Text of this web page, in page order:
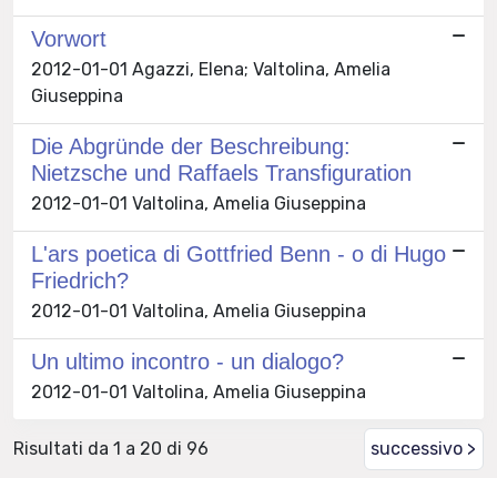
Vorwort
2012-01-01 Agazzi, Elena; Valtolina, Amelia
Giuseppina
Die Abgründe der Beschreibung:
Nietzsche und Raffaels Transfiguration
2012-01-01 Valtolina, Amelia Giuseppina
L'ars poetica di Gottfried Benn - o di Hugo
Friedrich?
2012-01-01 Valtolina, Amelia Giuseppina
Un ultimo incontro - un dialogo?
2012-01-01 Valtolina, Amelia Giuseppina
Risultati da 1 a 20 di 96 successivo >